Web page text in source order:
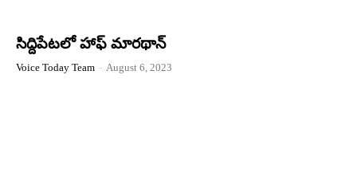
సిద్దిపేటలో హాఫ్ మారథాన్
Voice Today Team - August 6, 2023